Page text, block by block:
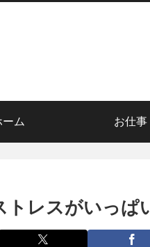
ーム お仕事
トレスがいっ